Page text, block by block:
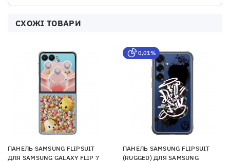
СХОЖІ ТОВАРИ
ПАНЕЛЬ SAMSUNG FLIPSUIT
ДЛЯ SAMSUNG GALAXY FLIP 7
0,01%
ПАНЕЛЬ SAMSUNG FLIPSUIT
(RUGGED) ДЛЯ SAMSUNG